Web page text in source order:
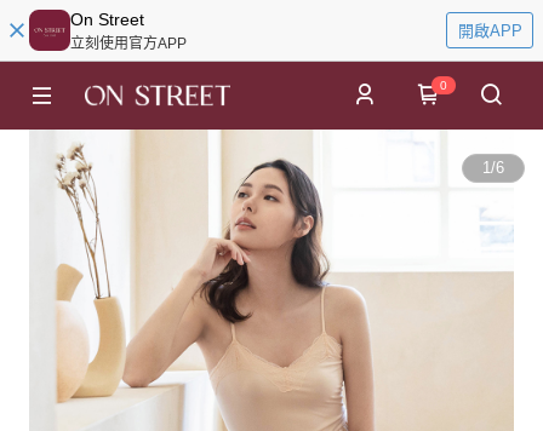
On Street
立刻使用官方APP
開啟APP
0
1/6